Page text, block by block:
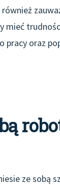
mieć
oraz
ze sobą